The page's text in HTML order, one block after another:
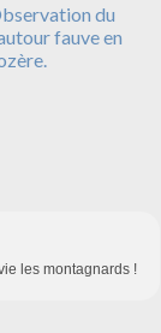
du
fauve en
les montagnards !